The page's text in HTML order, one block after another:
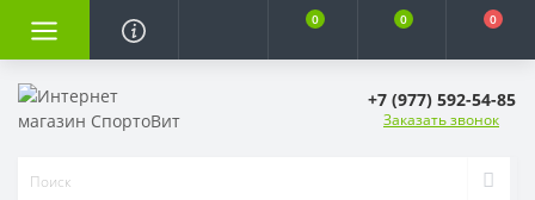
0 0 0
+7 (977) 592-54-85
Заказать звонок